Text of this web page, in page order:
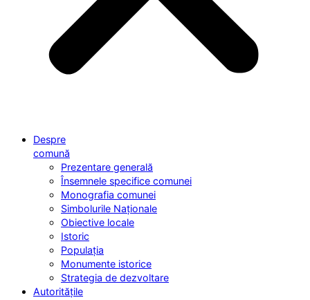
Despre
comună
Prezentare generală
Însemnele specifice comunei
Monografia comunei
Simbolurile Naționale
Obiective locale
Istoric
Populația
Monumente istorice
Strategia de dezvoltare
Autoritățile